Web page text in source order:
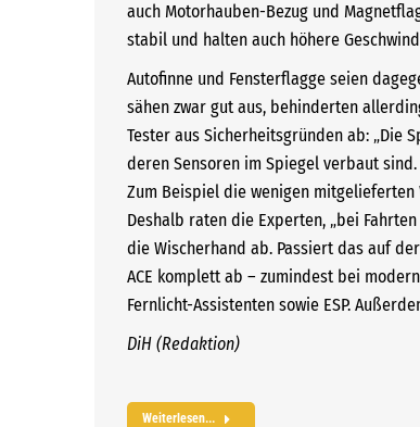
auch Motorhauben-Bezug und
stabil und halten auch höhere
Autofinne und Fensterflagge seien
sähen zwar gut aus, behinderten
Tester aus Sicherheitsgründen ab: „Die
deren Sensoren im Spiegel verbaut
Zum Beispiel die wenigen
Deshalb raten die Experten, „bei
die Wischerhand ab. Passiert das auf
ACE komplett ab – zumindest bei
Fernlicht-Assistenten sowie ESP.
DiH (Redaktion)
Weiterlesen...